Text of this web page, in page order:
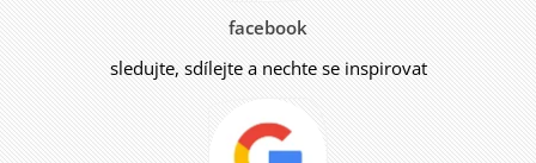
facebook
sledujte, sdílejte a nechte se inspirovat